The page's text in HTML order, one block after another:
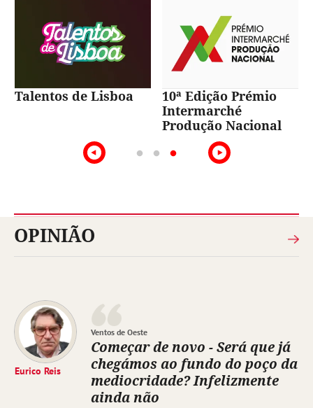
A voz do Tejo Beauty Room
OPINIÃO
Eurico Reis
Ventos de Oeste
Começar de novo - Será que já
chegámos ao fundo do poço da
mediocridade? Infelizmente
ainda não